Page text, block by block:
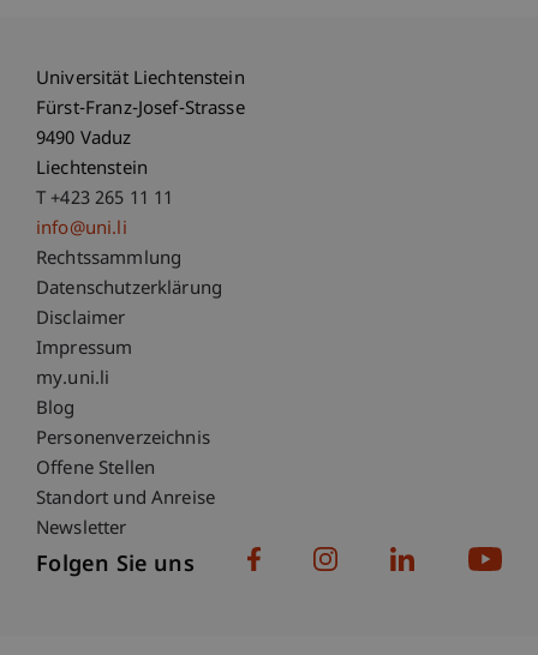
Universität Liechtenstein
Fürst-Franz-Josef-Strasse
9490 Vaduz
Liechtenstein
T +423 265 11 11
info@uni.li
Fußzeile Rechtliche Hinweise
Rechtssammlung
Datenschutzerklärung
Disclaimer
Impressum
Fußzeile Subdomain-Verzeichnis
my.uni.li
Blog
Personenverzeichnis
Offene Stellen
Standort und Anreise
Newsletter
Folgen Sie uns